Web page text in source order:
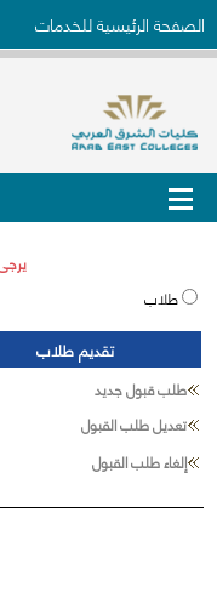
الصفحة الرئيسية للخدمات
طلاب
تقديم طلاب
طلب قبول جديد
تعديل طلب القبول
إلغاء طلب القبول